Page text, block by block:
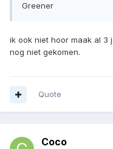
Greener
ik ook niet hoor maak al 3
nog niet gekomen.
Quote
Coco